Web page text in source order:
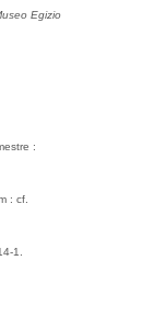
Egizio
:
: cf.
1.